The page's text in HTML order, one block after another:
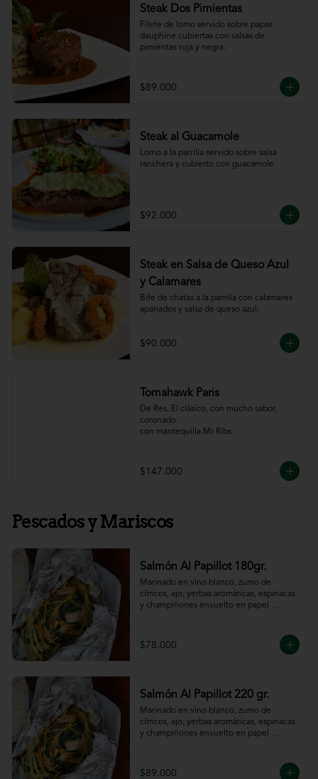
Steak Dos Pimientas
Filete de lomo servido sobre papas
dauphine cubiertas con salsas de
pimientas roja y negra.
$89.000
Steak al Guacamole
Lomo a la parrilla servido sobre salsa
ranchera y cubierto con guacamole.
$92.000
Steak en Salsa de Queso Azul
y Calamares
Bife de chatas a la parrilla con calamares
apanados y salsa de queso azul.
$90.000
Tomahawk Paris
De Res. El clásico, con mucho sabor,
coronado
con mantequilla Mr Ribs
$147.000
Pescados y Mariscos
Salmón Al Papillot 180gr.
Marinado en vino blanco, zumo de
cítricos, ajo, yerbas aromáticas, espinacas
y champiñones envuelto en papel
$78.000
Salmón Al Papillot 220 gr.
Marinado en vino blanco, zumo de
cítricos, ajo, yerbas aromáticas, espinacas
y champiñones envuelto en papel
$89.000